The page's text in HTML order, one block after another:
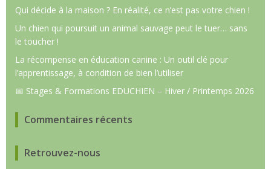
Qui décide à la maison ? En réalité, ce n’est pas votre chien !
Un chien qui poursuit un animal sauvage peut le tuer… sans
le toucher !
La récompense en éducation canine : Un outil clé pour
l’apprentissage, à condition de bien l’utiliser
📅 Stages & Formations EDUCHIEN – Hiver / Printemps 2026
Commentaires récents
Retrouvez-nous